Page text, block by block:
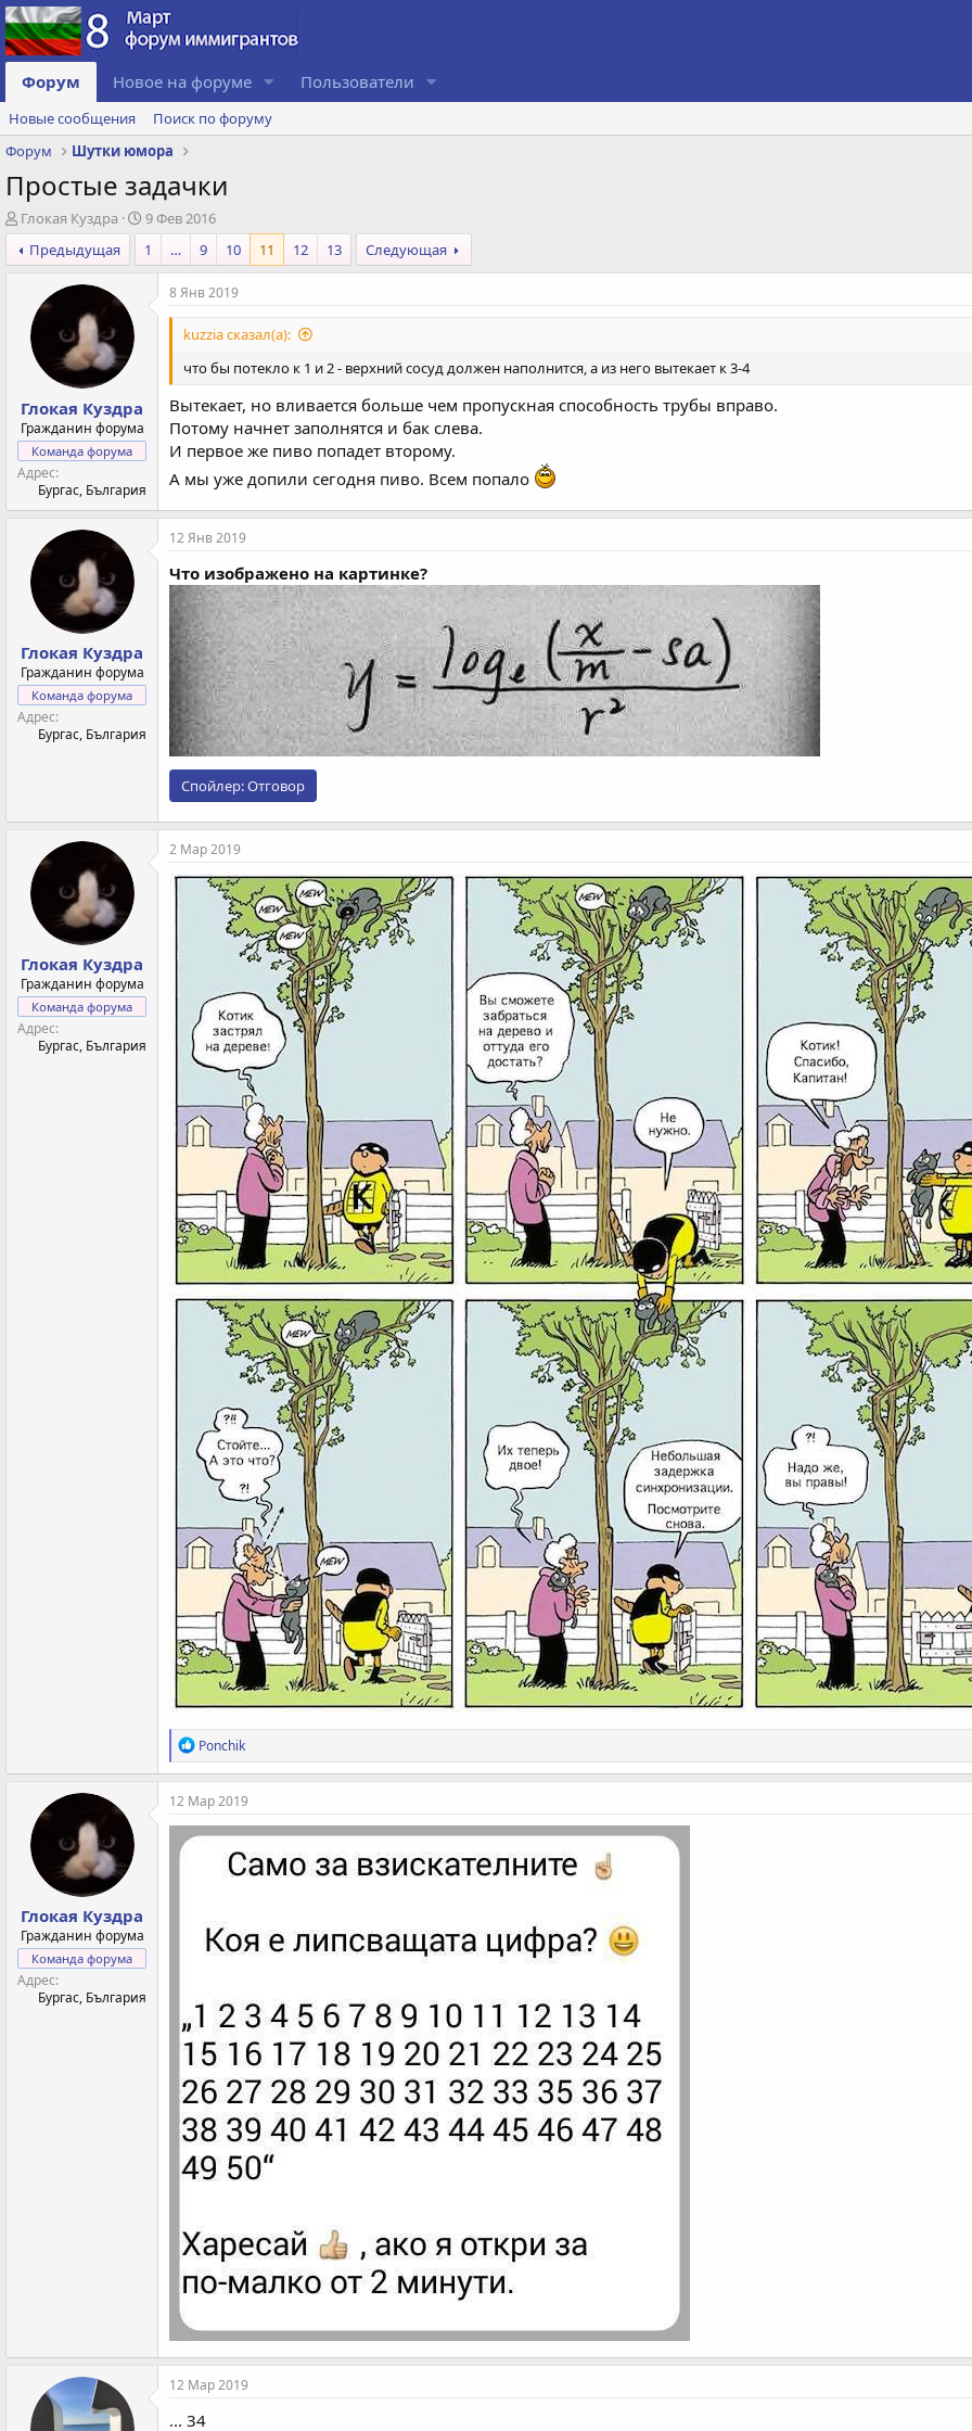
Форум Новое на форуме Пользователи
Новые сообщения
Поиск по форуму
Форум
Шутки юмора
Простые задачки
А
в
т
Глокая Куздра
Д
а
т
9 Фев 2016
Предыдущая
1 … 9 10 11 12 13 Следующая
Глокая Куздра
Гражданин форума
Команда форума
Адрес
Бургас, България
8 Янв 2019
kuzzia сказал(а):
что бы потекло к 1 и 2 - верхний сосуд должен наполнится, а из него вытекает к 3-4
Вытекает, но вливается больше чем пропускная способность трубы вправо.
Потому начнет заполнятся и бак слева.
И первое же пиво попадет второму.
А мы уже допили сегодня пиво. Всем попало
Глокая Куздра
Гражданин форума
Команда форума
Адрес
Бургас, България
12 Янв 2019
Что изображено на картинке?
Спойлер:Отговор
Глокая Куздра
Гражданин форума
Команда форума
Адрес
Бургас, България
2 Мар 2019
Р
е
а
к
и
Ponchik
Глокая Куздра
Гражданин форума
Команда форума
Адрес
Бургас, България
12 Мар 2019
12 Мар 2019
... 34